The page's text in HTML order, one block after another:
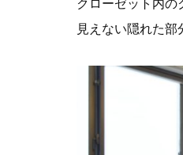
クローゼット内の
見えない隠れた部